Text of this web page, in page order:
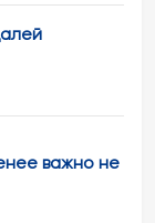
важно не